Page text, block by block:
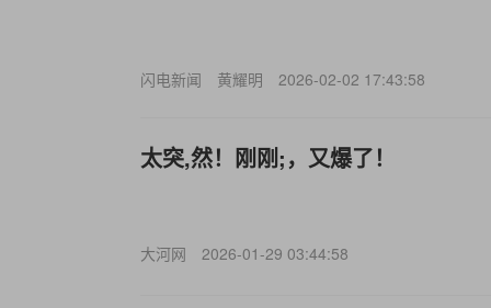
闪电新闻 黄耀明 2026-02-02 17:43:58
太突,然！刚刚;，又爆了！
大河网 2026-01-29 03:44:58